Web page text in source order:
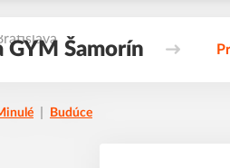
GYM Šamorín
Budúce